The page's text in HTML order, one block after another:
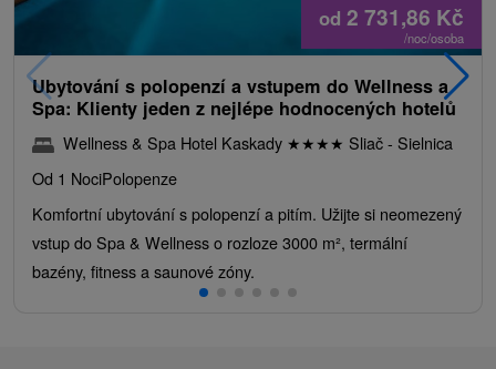
od 2 731,86 Kč
/noc/osoba
Ubytování s polopenzí a vstupem do Wellness a
Spa: Klienty jeden z nejlépe hodnocených hotelů
Wellness & Spa Hotel Kaskady ★★★★ Sliač - Sielnica
Od 1 NociPolopenze
Komfortní ubytování s polopenzí a pitím. Užijte si neomezený
vstup do Spa & Wellness o rozloze 3000 m², termální
bazény, fitness a saunové zóny.